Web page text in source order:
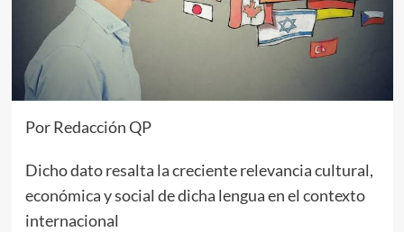
Por Redacción QP
Dicho dato resalta la creciente relevancia cultural,
económica y social de dicha lengua en el contexto
internacional